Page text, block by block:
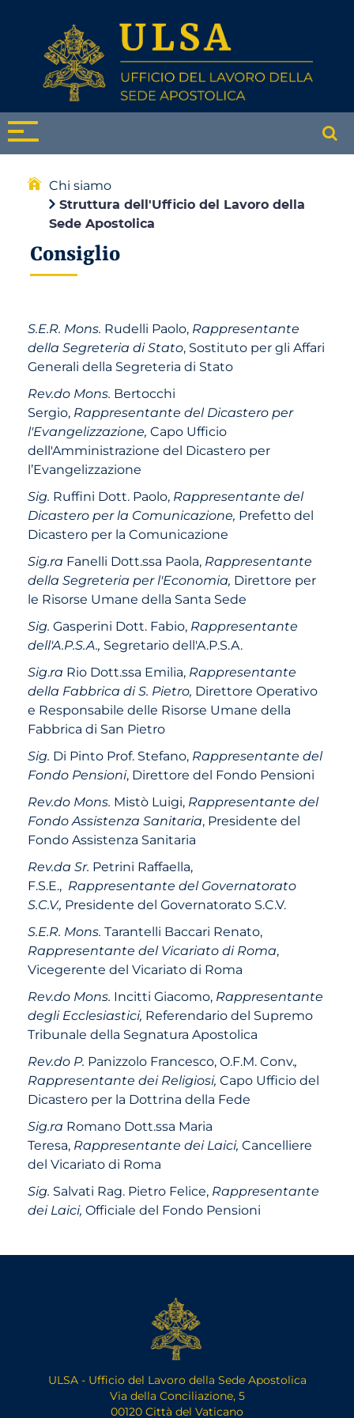
Chi siamo
Struttura dell'Ufficio del Lavoro della
Sede Apostolica
Consiglio
S.E.R. Mons. Rudelli Paolo, Rappresentante
della Segreteria di Stato, Sostituto per gli Affari
Generali della Segreteria di Stato
Rev.do Mons. Bertocchi
Sergio, Rappresentante del Dicastero per
l'Evangelizzazione, Capo Ufficio
dell'Amministrazione del Dicastero per
l’Evangelizzazione
Sig. Ruffini Dott. Paolo, Rappresentante del
Dicastero per la Comunicazione, Prefetto del
Dicastero per la Comunicazione
Sig.ra Fanelli Dott.ssa Paola, Rappresentante
della Segreteria per l'Economia, Direttore per
le Risorse Umane della Santa Sede
Sig. Gasperini Dott. Fabio, Rappresentante
dell'A.P.S.A., Segretario dell'A.P.S.A.
Sig.ra Rio Dott.ssa Emilia, Rappresentante
della Fabbrica di S. Pietro, Direttore Operativo
e Responsabile delle Risorse Umane della
Fabbrica di San Pietro
Sig. Di Pinto Prof. Stefano, Rappresentante del
Fondo Pensioni, Direttore del Fondo Pensioni
Rev.do Mons. Mistò Luigi, Rappresentante del
Fondo Assistenza Sanitaria, Presidente del
Fondo Assistenza Sanitaria
Rev.da Sr. Petrini Raffaella,
F.S.E., Rappresentante del Governatorato
S.C.V., Presidente del Governatorato S.C.V.
S.E.R. Mons. Tarantelli Baccari Renato,
Rappresentante del Vicariato di Roma,
Vicegerente del Vicariato di Roma
Rev.do Mons. Incitti Giacomo, Rappresentante
degli Ecclesiastici, Referendario del Supremo
Tribunale della Segnatura Apostolica
Rev.do P. Panizzolo Francesco, O.F.M. Conv.,
Rappresentante dei Religiosi, Capo Ufficio del
Dicastero per la Dottrina della Fede
Sig.ra Romano Dott.ssa Maria
Teresa, Rappresentante dei Laici, Cancelliere
del Vicariato di Roma
Sig. Salvati Rag. Pietro Felice, Rappresentante
dei Laici, Officiale del Fondo Pensioni
ULSA - Ufficio del Lavoro della Sede Apostolica
Via della Conciliazione, 5
00120 Città del Vaticano